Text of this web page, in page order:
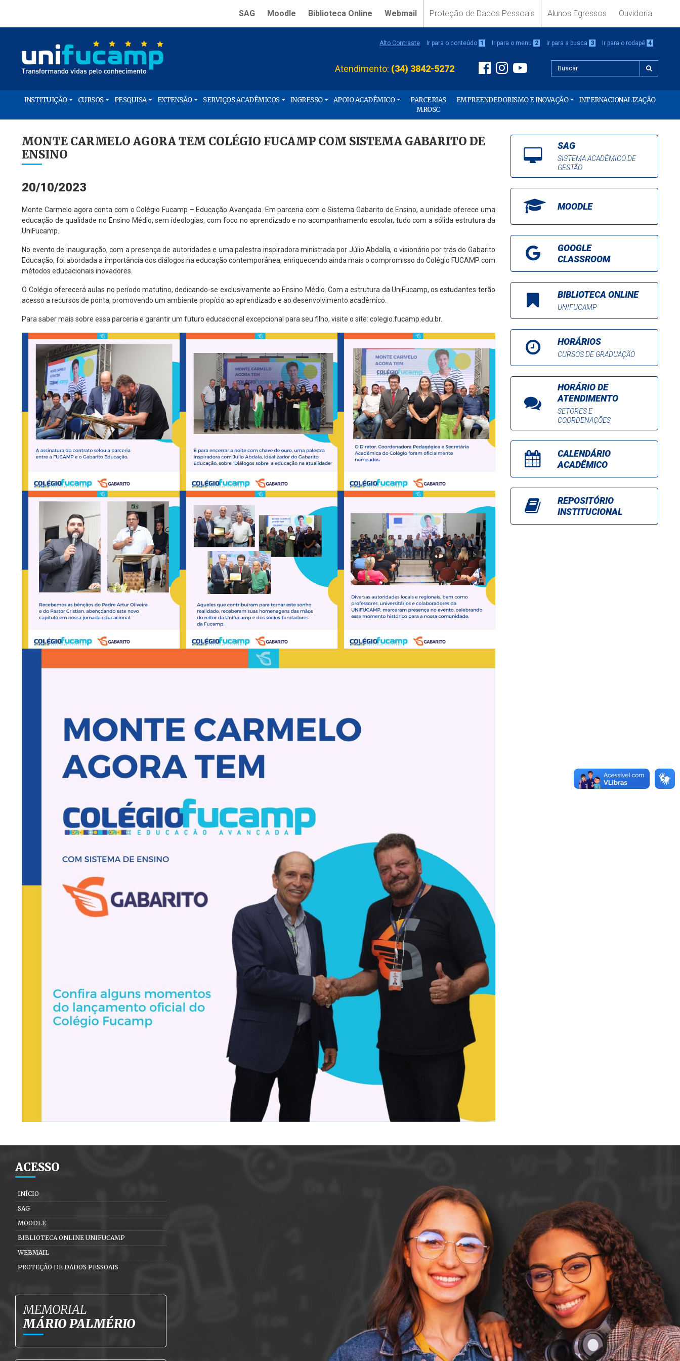
SAG Moodle Biblioteca Online Webmail Proteção de Dados Pessoais Alunos Egressos Ouvidoria
Alto Contraste Ir para o conteúdo 1 Ir para o menu 2 Ir para a busca 3 Ir para o rodapé 4
Atendimento: (34) 3842-5272
INSTITUIÇÃO CURSOS PESQUISA EXTENSÃO SERVIÇOS ACADÊMICOS INGRESSO APOIO ACADÊMICO
PARCERIAS
MROSC
EMPREENDEDORISMO E INOVAÇÃO INTERNACIONALIZAÇÃO
MONTE CARMELO AGORA TEM COLÉGIO FUCAMP COM SISTEMA GABARITO DE
ENSINO
20/10/2023
Monte Carmelo agora conta com o Colégio Fucamp – Educação Avançada. Em parceria com o Sistema Gabarito de Ensino, a unidade oferece uma
educação de qualidade no Ensino Médio, sem ideologias, com foco no aprendizado e no acompanhamento escolar, tudo com a sólida estrutura da
UniFucamp.
No evento de inauguração, com a presença de autoridades e uma palestra inspiradora ministrada por Júlio Abdalla, o visionário por trás do Gabarito
Educação, foi abordada a importância dos diálogos na educação contemporânea, enriquecendo ainda mais o compromisso do Colégio FUCAMP com
métodos educacionais inovadores.
O Colégio oferecerá aulas no período matutino, dedicando-se exclusivamente ao Ensino Médio. Com a estrutura da UniFucamp, os estudantes terão
acesso a recursos de ponta, promovendo um ambiente propício ao aprendizado e ao desenvolvimento acadêmico.
Para saber mais sobre essa parceria e garantir um futuro educacional excepcional para seu filho, visite o site:colegio.fucamp.edu.br.
SAG
SISTEMA ACADÊMICO DE
GESTÃO
MOODLE
GOOGLE
CLASSROOM
BIBLIOTECA ONLINE
UNIFUCAMP
HORÁRIOS
CURSOS DE GRADUAÇÃO
HORÁRIO DE
ATENDIMENTO
SETORES E
COORDENAÇÕES
CALENDÁRIO
ACADÊMICO
REPOSITÓRIO
INSTITUCIONAL
ACESSO
INÍCIO
SAG
MOODLE
BIBLIOTECA ONLINE UNIFUCAMP
WEBMAIL
PROTEÇÃO DE DADOS PESSOAIS
MEMORIAL
MÁRIO PALMÉRIO